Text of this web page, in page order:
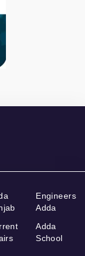
Engineers
Adda
Adda
School